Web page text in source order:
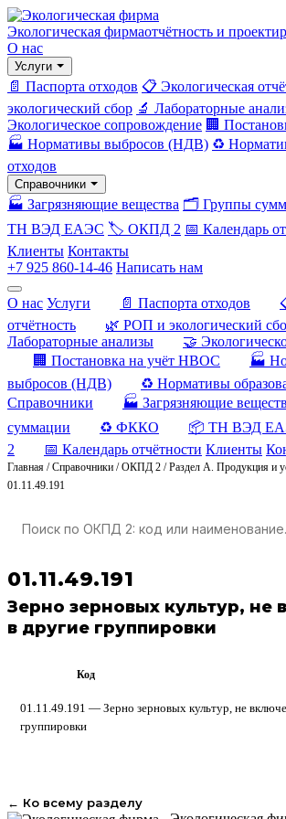
Экологическая фирмаотчётность и
О нас
Услуги
📄 Паспорта отходов 📋 Экологическая
экологический сбор 🔬 Лабораторные
Экологическое сопровождение 🏢
🏭 Нормативы выбросов (НДВ) ♻️
отходов
Справочники
🏭 Загрязняющие вещества 🗂️ Группы
ТН ВЭД ЕАЭС 🏷️ ОКПД 2 📅 Календарь
Клиенты Контакты
+7 925 860-14-46 Написать нам
О нас Услуги 📄 Паспорта отходов
отчётность
🌿 РОП и экологический
Лабораторные анализы
🤝
🏢 Постановка на учёт НВОС
🏭
выбросов (НДВ)
♻️ Нормативы
Справочники
🏭 Загрязняющие
суммации
♻️ ФККО 📦 ТН ВЭД
2
📅 Календарь отчётности Клиенты
Главная /Справочники /ОКПД 2 /Раздел A. Продукция и
01.11.49.191
01.11.49.191
Зерно зерновых культур, не
в другие группировки
Код
01.11.49.191 — Зерно зерновых культур, не
группировки
← Ко всему разделу